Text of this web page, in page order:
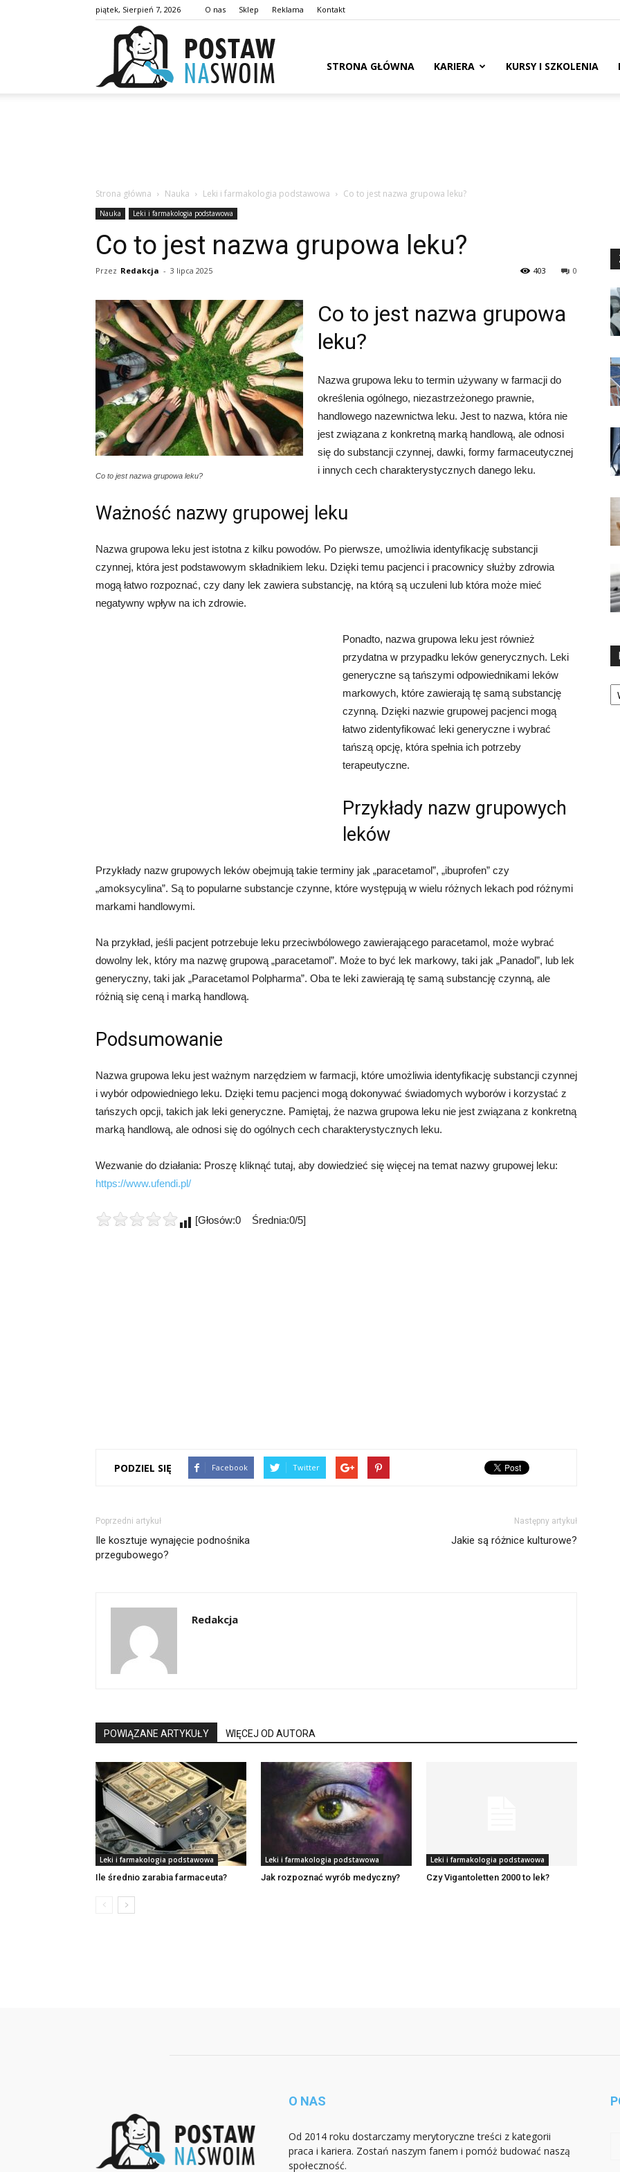
piątek, Sierpień 7, 2026 O nas Sklep Reklama Kontakt
STRONA GŁÓWNA KARIERA KURSY I SZKOLENIA
Strona główna Nauka Leki i farmakologia podstawowa Co to jest nazwa grupowa leku?
Nauka Leki i farmakologia podstawowa
Co to jest nazwa grupowa leku?
Przez Redakcja - 3 lipca 2025 0
403
Co to jest nazwa grupowa leku?
Co to jest nazwa grupowa
leku?
Nazwa grupowa leku to termin używany w farmacji do
określenia ogólnego, niezastrzeżonego prawnie,
handlowego nazewnictwa leku. Jest to nazwa, która nie
jest związana z konkretną marką handlową, ale odnosi
się do substancji czynnej, dawki, formy farmaceutycznej
i innych cech charakterystycznych danego leku.
Ważność nazwy grupowej leku
Nazwa grupowa leku jest istotna z kilku powodów. Po pierwsze, umożliwia identyfikację substancji
czynnej, która jest podstawowym składnikiem leku. Dzięki temu pacjenci i pracownicy służby zdrowia
mogą łatwo rozpoznać, czy dany lek zawiera substancję, na którą są uczuleni lub która może mieć
negatywny wpływ na ich zdrowie.
Ponadto, nazwa grupowa leku jest również
przydatna w przypadku leków generycznych. Leki
generyczne są tańszymi odpowiednikami leków
markowych, które zawierają tę samą substancję
czynną. Dzięki nazwie grupowej pacjenci mogą
łatwo zidentyfikować leki generyczne i wybrać
tańszą opcję, która spełnia ich potrzeby
terapeutyczne.
Przykłady nazw grupowych
leków
Przykłady nazw grupowych leków obejmują takie terminy jak „paracetamol”, „ibuprofen” czy
„amoksycylina”. Są to popularne substancje czynne, które występują w wielu różnych lekach pod różnymi
markami handlowymi.
Na przykład, jeśli pacjent potrzebuje leku przeciwbólowego zawierającego paracetamol, może wybrać
dowolny lek, który ma nazwę grupową „paracetamol”. Może to być lek markowy, taki jak „Panadol”, lub lek
generyczny, taki jak „Paracetamol Polpharma”. Oba te leki zawierają tę samą substancję czynną, ale
różnią się ceną i marką handlową.
Podsumowanie
Nazwa grupowa leku jest ważnym narzędziem w farmacji, które umożliwia identyfikację substancji czynnej
i wybór odpowiedniego leku. Dzięki temu pacjenci mogą dokonywać świadomych wyborów i korzystać z
tańszych opcji, takich jak leki generyczne. Pamiętaj, że nazwa grupowa leku nie jest związana z konkretną
marką handlową, ale odnosi się do ogólnych cech charakterystycznych leku.
Wezwanie do działania: Proszę kliknąć tutaj, aby dowiedzieć się więcej na temat nazwy grupowej leku:
https://www.ufendi.pl/
[Głosów:0 Średnia:0/5]
PODZIEL SIĘ Facebook Twitter
Poprzedni artykuł
Ile kosztuje wynajęcie podnośnika
przegubowego?
Następny artykuł
Jakie są różnice kulturowe?
Redakcja
POWIĄZANE ARTYKUŁY WIĘCEJ OD AUTORA
Leki i farmakologia podstawowa
Ile średnio zarabia farmaceuta?
Leki i farmakologia podstawowa
Jak rozpoznać wyrób medyczny?
Leki i farmakologia podstawowa
Czy Vigantoletten 2000 to lek?
O NAS
Od 2014 roku dostarczamy merytoryczne treści z kategorii
praca i kariera. Zostań naszym fanem i pomóż budować naszą
społeczność.